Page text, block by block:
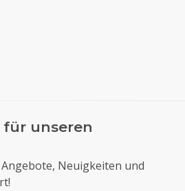
für unseren
Neuigkeiten und